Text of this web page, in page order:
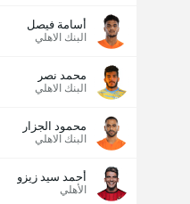
أسامة فيصل
البنك الاهلي
محمد نصر
البنك الاهلي
محمود الجزار
البنك الاهلي
أحمد سيد زيزو
الأهلي